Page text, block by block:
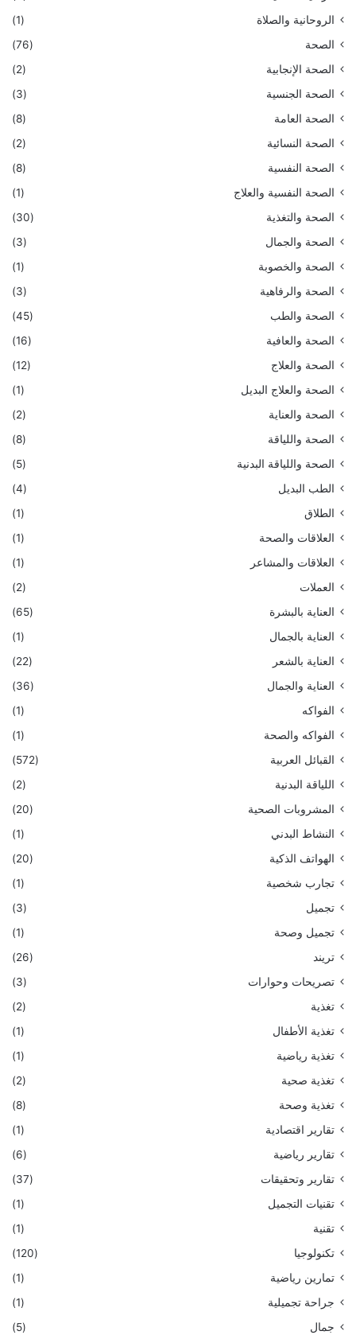
الروحانية والصلاة
(1)
الصحة
(76)
الصحة الإنجابية
(2)
الصحة الجنسية
(3)
الصحة العامة
(8)
الصحة النسائية
(2)
الصحة النفسية
(8)
الصحة النفسية والعلاج
(1)
الصحة والتغذية
(30)
الصحة والجمال
(3)
الصحة والخصوبة
(1)
الصحة والرفاهية
(3)
الصحة والطب
(45)
الصحة والعافية
(16)
الصحة والعلاج
(12)
الصحة والعلاج البديل
(1)
الصحة والعناية
(2)
الصحة واللياقة
(8)
الصحة واللياقة البدنية
(5)
الطب البديل
(4)
الطلاق
(1)
العلاقات والصحة
(1)
العلاقات والمشاعر
(1)
العملات
(2)
العناية بالبشرة
(65)
العناية بالجمال
(1)
العناية بالشعر
(22)
العناية والجمال
(36)
الفواكه
(1)
الفواكه والصحة
(1)
القبائل العربية
(572)
اللياقة البدنية
(2)
المشروبات الصحية
(20)
النشاط البدني
(1)
الهواتف الذكية
(20)
تجارب شخصية
(1)
تجميل
(3)
تجميل وصحة
(1)
تريند
(26)
تصريحات وحوارات
(3)
تغذية
(2)
تغذية الأطفال
(1)
تغذية رياضية
(1)
تغذية صحية
(2)
تغذية وصحة
(8)
تقارير اقتصادية
(1)
تقارير رياضية
(6)
تقارير وتحقيقات
(37)
تقنيات التجميل
(1)
تقنية
(1)
تكنولوجيا
(120)
تمارين رياضية
(1)
جراحة تجميلية
(1)
جمال
(5)